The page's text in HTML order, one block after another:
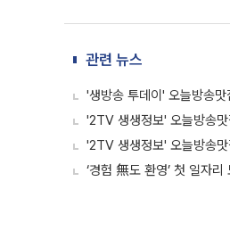
관련 뉴스
'생방송 투데이' 오늘방송
'2TV 생생정보' 오늘방송
'2TV 생생정보' 오늘방송
‘경험 無도 환영’ 첫 일자리